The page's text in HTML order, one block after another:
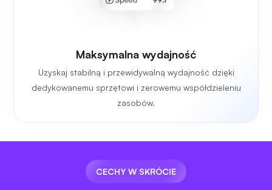
Maksymalna wydajność
Uzyskaj stabilną i przewidywalną wydajność dzięki
dedykowanemu sprzętowi i zerowemu współdzieleniu
zasobów.
CECHY W SKRÓCIE